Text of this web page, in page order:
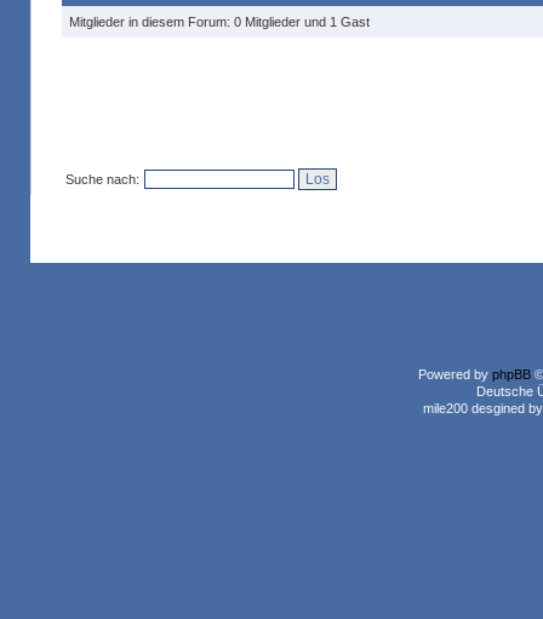
Mitglieder in diesem Forum: 0 Mitglieder und 1 Gast
Suche nach:
Powered by phpBB
Deutsche
mile200 desgined